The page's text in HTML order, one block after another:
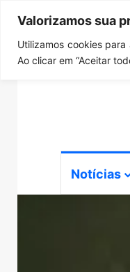
Valorizamos sua
Utilizamos cookies
Ao clicar em “Aceitar
quinta-feira,
Notícias